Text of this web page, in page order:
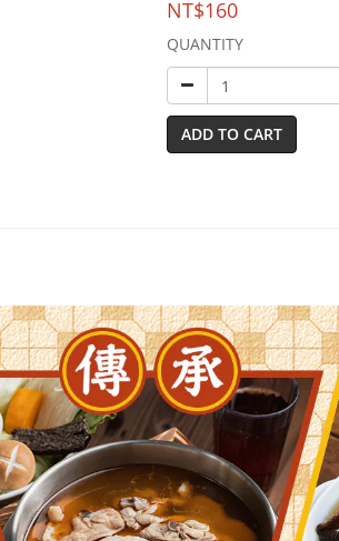
NT$160
QUANTITY
ADD TO CART